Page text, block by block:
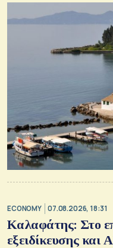
ECONOMY 07.08.2026, 18:31
Καλαφάτης: Στο
εξειδίκευσης και